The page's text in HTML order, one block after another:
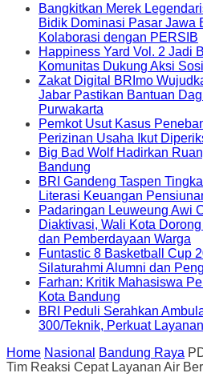
Bangkitkan Merek
Bidik Dominasi Pasar Jawa
Kolaborasi dengan PERSIB
Happiness Yard Vol. 2 Jadi
Komunitas Dukung Aksi
Zakat Digital BRImo
Jabar Pastikan Bantuan
Purwakarta
Pemkot Usut Kasus
Perizinan Usaha Ikut
Big Bad Wolf Hadirkan
Bandung
BRI Gandeng Taspen
Literasi Keuangan
Padaringan Leuweung Awi
Diaktivasi, Wali Kota
dan Pemberdayaan Warga
Funtastic 8 Basketball Cup
Silaturahmi Alumni dan
Farhan: Kritik Mahasiswa
Kota Bandung
BRI Peduli Serahkan
300/Teknik, Perkuat
Home Nasional Bandung Raya
Tim Reaksi Cepat Layanan Air